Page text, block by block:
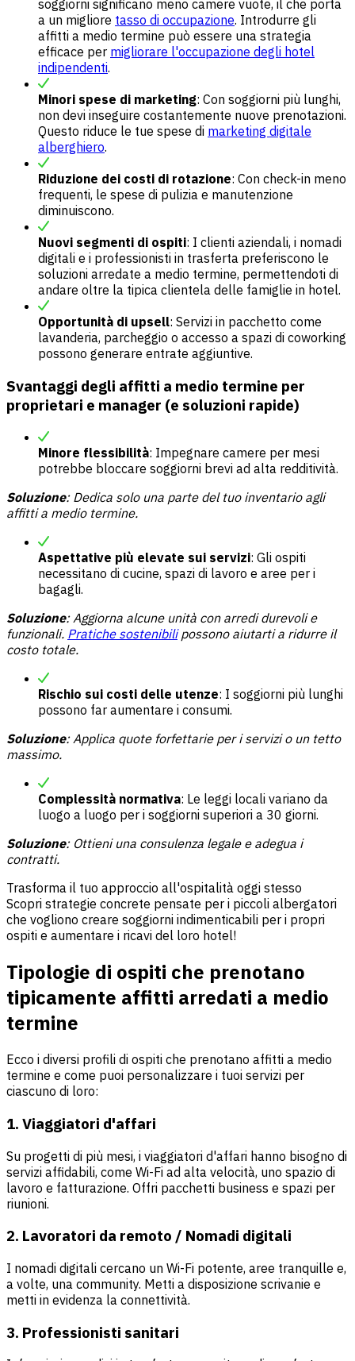
soggiorni significano meno camere vuote, il che porta
a un migliore tasso di occupazione. Introdurre gli
affitti a medio termine può essere una strategia
efficace per migliorare l'occupazione degli hotel
indipendenti.
Minori spese di marketing: Con soggiorni più lunghi,
non devi inseguire costantemente nuove prenotazioni.
Questo riduce le tue spese di marketing digitale
alberghiero.
Riduzione dei costi di rotazione: Con check-in meno
frequenti, le spese di pulizia e manutenzione
diminuiscono.
Nuovi segmenti di ospiti: I clienti aziendali, i nomadi
digitali e i professionisti in trasferta preferiscono le
soluzioni arredate a medio termine, permettendoti di
andare oltre la tipica clientela delle famiglie in hotel.
Opportunità di upsell: Servizi in pacchetto come
lavanderia, parcheggio o accesso a spazi di coworking
possono generare entrate aggiuntive.
Svantaggi degli affitti a medio termine per
proprietari e manager (e soluzioni rapide)
Minore flessibilità: Impegnare camere per mesi
potrebbe bloccare soggiorni brevi ad alta redditività.
Soluzione: Dedica solo una parte del tuo inventarioagli
affitti a medio termine.
Aspettative più elevate sui servizi: Gli ospiti
necessitano di cucine, spazi di lavoro e aree per i
bagagli.
Soluzione: Aggiorna alcune unità con arredi durevoli e
funzionali. Pratiche sostenibilipossono aiutarti a ridurre il
costo totale.
Rischio sui costi delle utenze: I soggiorni più lunghi
possono far aumentare i consumi.
Soluzione: Applica quote forfettarie per i servizio un tetto
massimo.
Complessità normativa: Le leggi locali variano da
luogo a luogo per i soggiorni superiori a 30 giorni.
Soluzione: Ottieni una consulenza legale e adegua i
contratti.
Trasforma il tuo approccio all'ospitalità oggi stesso
Scopri strategie concrete pensate per i piccoli albergatori
che vogliono creare soggiorni indimenticabili per i propri
ospiti e aumentare i ricavi del loro hotel!
Tipologie di ospiti che prenotano
tipicamente affitti arredati a medio
termine
Ecco i diversi profili di ospiti che prenotano affitti a medio
termine e come puoi personalizzare i tuoi servizi per
ciascuno di loro:
1. Viaggiatori d'affari
Su progetti di più mesi, i viaggiatori d'affari hanno bisogno di
servizi affidabili, come Wi-Fi ad alta velocità, uno spazio di
lavoro e fatturazione. Offri pacchetti business e spazi per
riunioni.
2. Lavoratori da remoto / Nomadi digitali
I nomadi digitali cercano un Wi-Fi potente, aree tranquille e,
a volte, una community. Metti a disposizione scrivanie e
metti in evidenza la connettività.
3. Professionisti sanitari